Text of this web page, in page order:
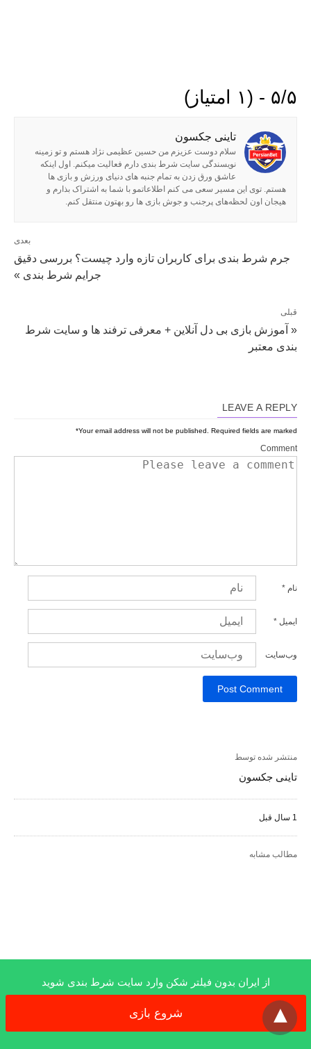
۵/۵ - (۱ امتیاز)
تاینی جکسون
سلام دوست عزیزم من حسین عظیمی نژاد هستم و تو زمینه
نویسندگی سایت شرط بندی دارم فعالیت میکنم. اول اینکه
عاشق ورق زدن به تمام جنبه‌ های دنیای ورزش و بازی‌ ها
هستم. توی این مسیر سعی می‌ کنم اطلاعاتمو با شما به اشتراک بذارم و
هیجان اون لحظه‌های پرجنب و جوش بازی‌ ها رو بهتون منتقل کنم.
بعدی
جرم شرط بندی برای کاربران تازه وارد چیست؟ بررسی دقیق
جرایم شرط بندی »
قبلی
« آموزش بازی بی دل آنلاین + معرفی ترفند ها و سایت شرط
بندی معتبر
LEAVE A REPLY
Your email address will not be published. Required fields are marked
*
Comment
نام *
ایمیل *
وب‌سایت
منتشر شده توسط
تاینی جکسون
1 سال قبل
مطالب مشابه
از ایران بدون فیلتر شکن وارد سایت شرط بندی شوید
شروع بازی